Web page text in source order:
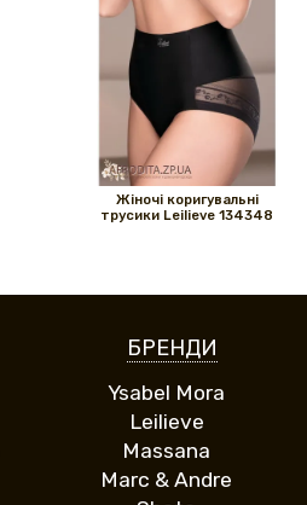
Жіночі коригувальні
трусики Leilieve 134348
БРЕНДИ
Ysabel Mora
Leilieve
Massana
Marc & Andre